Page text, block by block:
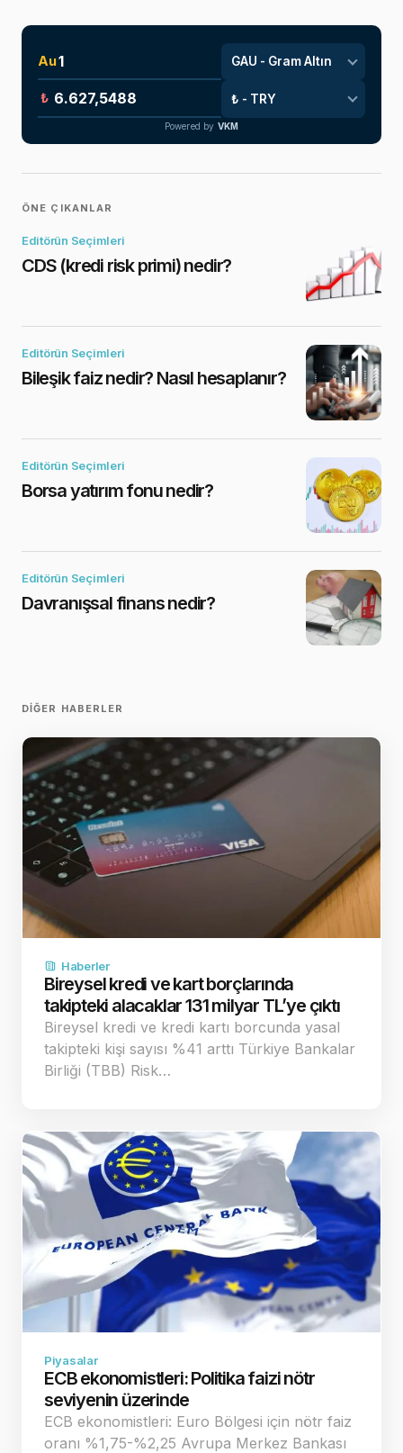
Au
₺
Powered by VKM
ÖNE ÇIKANLAR
Editörün Seçimleri
CDS (kredi risk primi) nedir?
Editörün Seçimleri
Bileşik faiz nedir? Nasıl hesaplanır?
Editörün Seçimleri
Borsa yatırım fonu nedir?
Editörün Seçimleri
Davranışsal finans nedir?
DIĞER HABERLER
Haberler
Bireysel kredi ve kart borçlarında
takipteki alacaklar 131 milyar TL’ye çıktı
Bireysel kredi ve kredi kartı borcunda yasal
takipteki kişi sayısı %41 arttı Türkiye Bankalar
Birliği (TBB) Risk…
Piyasalar
ECB ekonomistleri: Politika faizi nötr
seviyenin üzerinde
ECB ekonomistleri: Euro Bölgesi için nötr faiz
oranı %1,75-%2,25 Avrupa Merkez Bankası